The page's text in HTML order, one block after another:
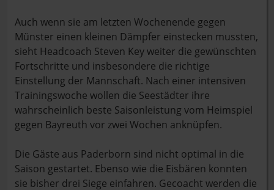
Auch wenn sie am letzten Wochenende gegen
Münster einen kleinen Dämpfer einstecken mussten,
sieht Headcoach Steven Key weiter die gewünschten
Fortschritte und insbesondere die richtige
Einstellung der Mannschaft. Nach einer intensiven
Trainingswoche wollen die Seestädter ihre
wahrscheinlich beste Saisonleistung vom Heimspiel
gegen Bayreuth vor zwei Wochen anknüpfen.
Die Gäste aus Paderborn sind nicht optimal in die
Saison gestartet. Ebenso wie die Eisbären konnten
sie bisher drei Siege einfahren. Gecoacht werden die